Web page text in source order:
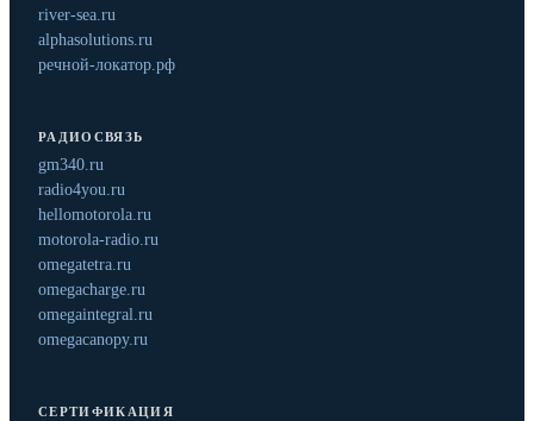
river-sea.ru
alphasolutions.ru
речной-локатор.рф
РАДИОСВЯЗЬ
gm340.ru
radio4you.ru
hellomotorola.ru
motorola-radio.ru
omegatetra.ru
omegacharge.ru
omegaintegral.ru
omegacanopy.ru
СЕРТИФИКАЦИЯ